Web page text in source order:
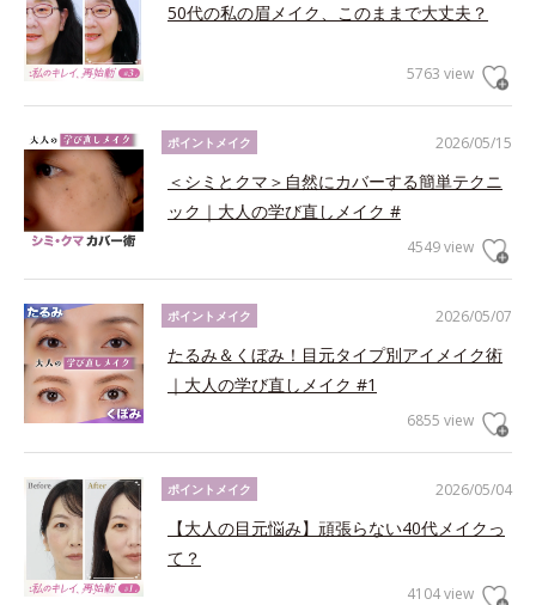
50代の私の眉メイク、このままで大丈夫？
5763 view
2026/05/15
ポイントメイク
＜シミとクマ＞自然にカバーする簡単テクニ
ック｜大人の学び直しメイク #
4549 view
2026/05/07
ポイントメイク
たるみ＆くぼみ！目元タイプ別アイメイク術
｜大人の学び直しメイク #1
6855 view
2026/05/04
ポイントメイク
【大人の目元悩み】頑張らない40代メイクっ
て？
4104 view